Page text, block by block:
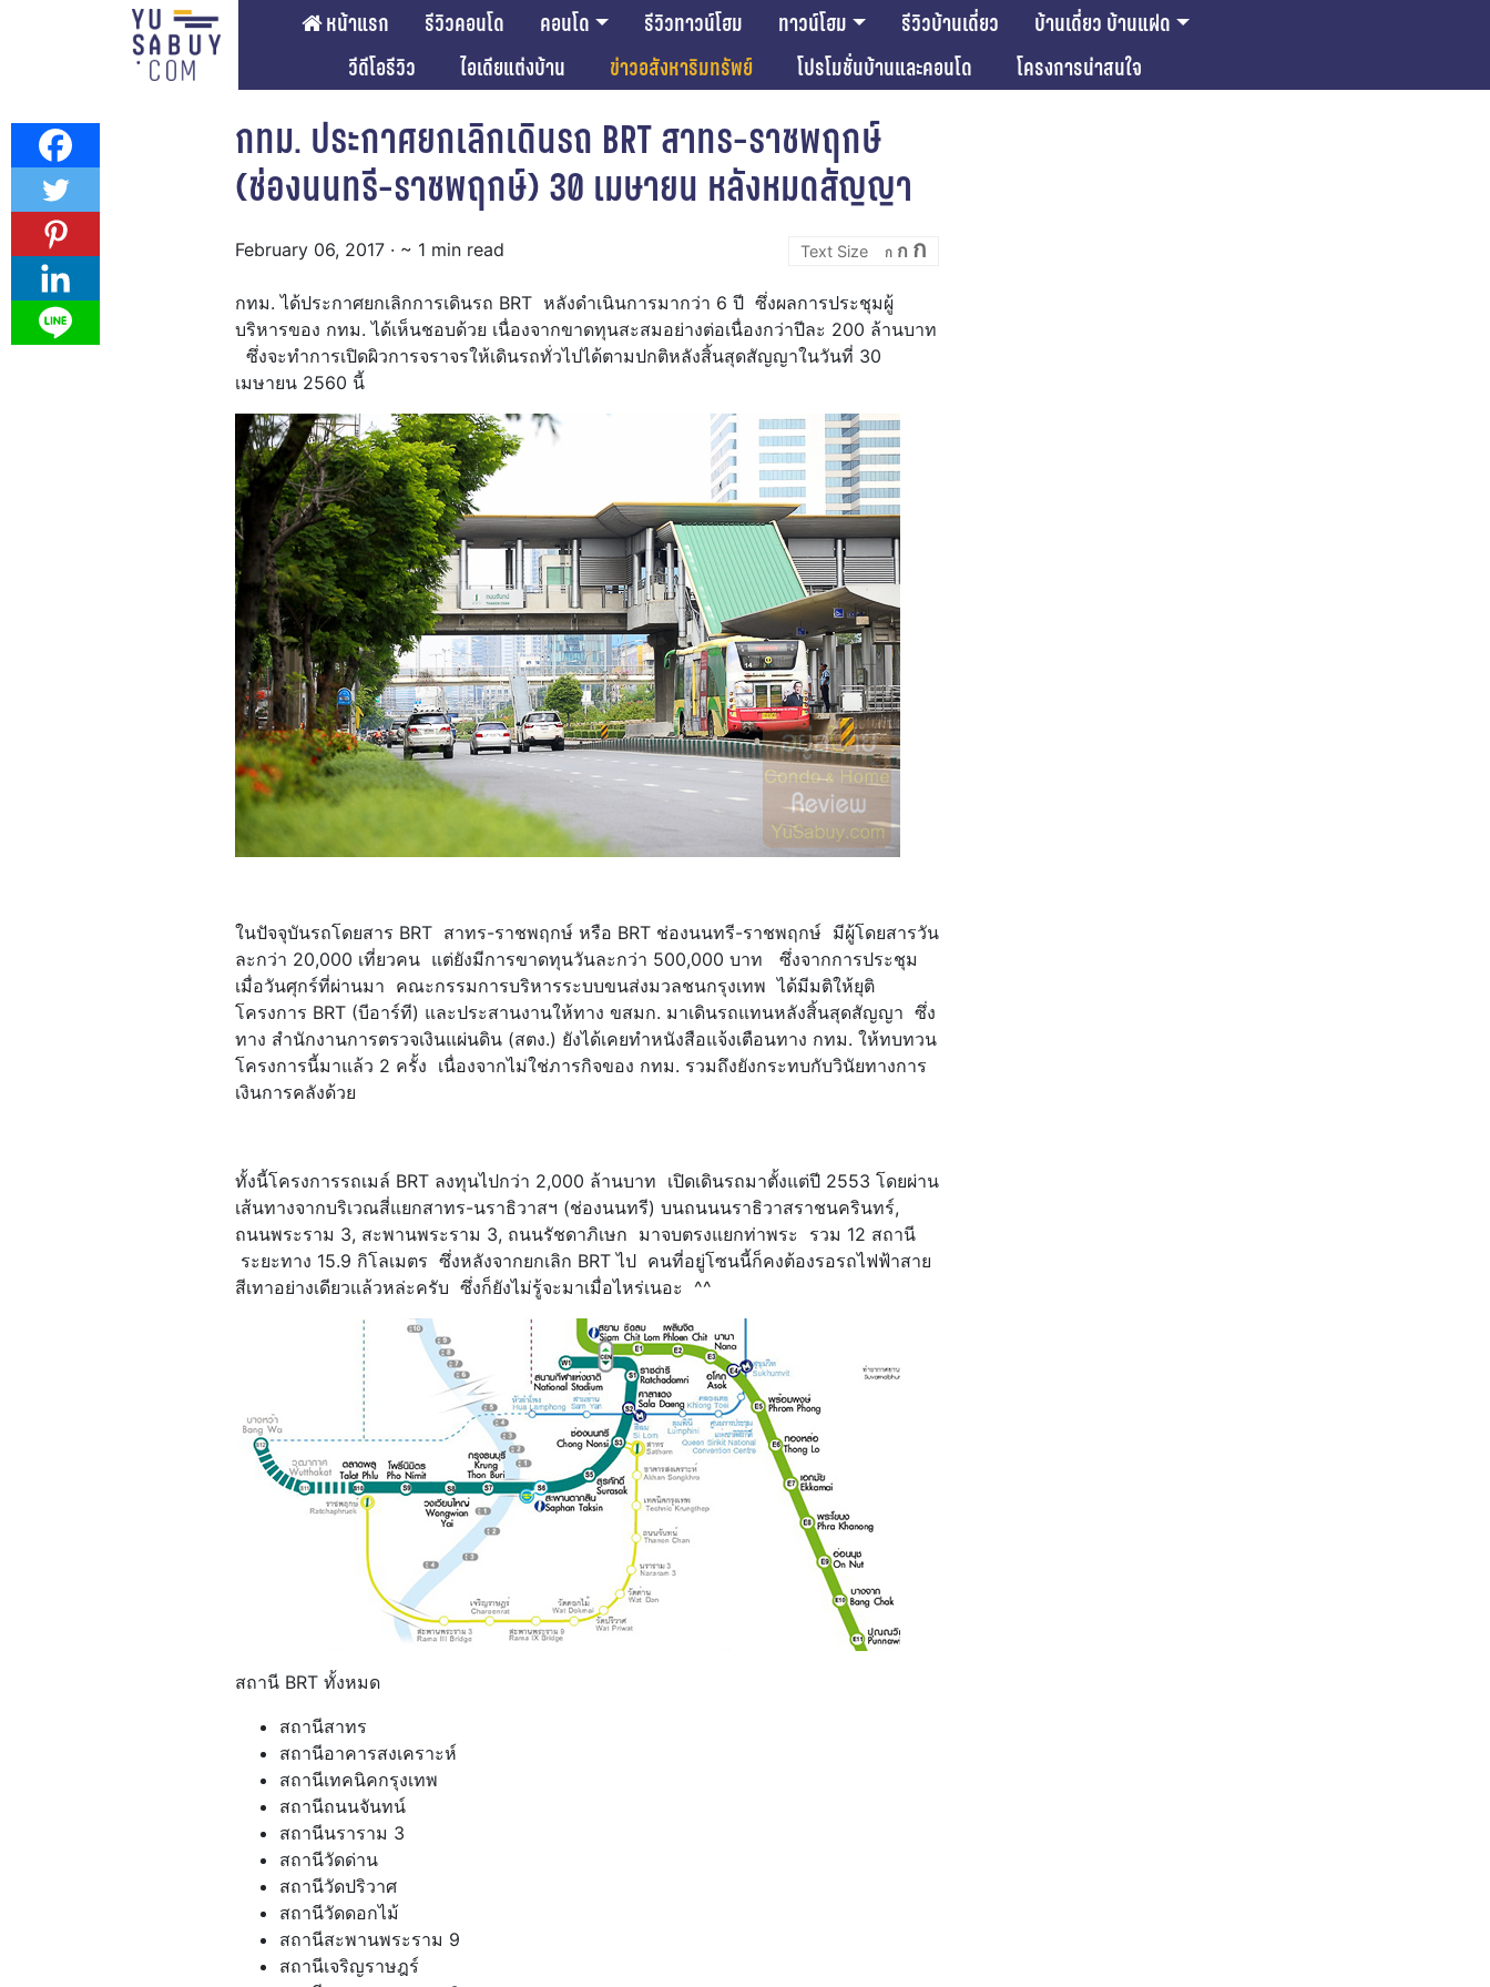
หน้าแรก รีวิวคอนโด คอนโด รีวิวทาวน์โฮม ทาวน์โฮม รีวิวบ้านเดี่ยว
บ้านเดี่ยว บ้านแฝด
วีดีโอรีวิว
ไอเดียแต่งบ้าน ข่าวอสังหาริมทรัพย์ โปรโมชั่นบ้านและคอนโด โครงการน่าสนใจ
กทม. ประกาศยกเลิกเดินรถ BRT สาทร-ราชพฤกษ์
(ช่องนนทรี-ราชพฤกษ์) 30 เมษายน หลังหมดสัญญา
February 06, 2017 · ~ 1 min read ก
Decrease
font
size.
ก Reset
font
ก
กทม. ได้ประกาศยกเลิกการเดินรถ BRT หลังดำเนินการมากว่า 6 ปี ซึ่งผลการประชุมผู้
บริหารของ กทม. ได้เห็นชอบด้วย เนื่องจากขาดทุนสะสมอย่างต่อเนื่องกว่าปีละ 200 ล้านบาท
ซึ่งจะทำการเปิดผิวการจราจรให้เดินรถทั่วไปได้ตามปกติหลังสิ้นสุดสัญญาในวันที่ 30
เมษายน 2560 นี้
ในปัจจุบันรถโดยสาร BRT สาทร-ราชพฤกษ์ หรือ BRT ช่องนนทรี-ราชพฤกษ์ มีผู้โดยสารวัน
ละกว่า 20,000 เที่ยวคน แต่ยังมีการขาดทุนวันละกว่า 500,000 บาท ซึ่งจากการประชุม
เมื่อวันศุกร์ที่ผ่านมา คณะกรรมการบริหารระบบขนส่งมวลชนกรุงเทพ ได้มีมติให้ยุติ
โครงการ BRT (บีอาร์ที) และประสานงานให้ทาง ขสมก. มาเดินรถแทนหลังสิ้นสุดสัญญา ซึ่ง
ทาง สำนักงานการตรวจเงินแผ่นดิน (สตง.) ยังได้เคยทำหนังสือแจ้งเตือนทาง กทม. ให้ทบทวน
โครงการนี้มาแล้ว 2 ครั้ง เนื่องจากไม่ใช่ภารกิจของ กทม. รวมถึงยังกระทบกับวินัยทางการ
เงินการคลังด้วย
ทั้งนี้โครงการรถเมล์ BRT ลงทุนไปกว่า 2,000 ล้านบาท เปิดเดินรถมาตั้งแต่ปี 2553 โดยผ่าน
เส้นทางจากบริเวณสี่แยกสาทร-นราธิวาสฯ (ช่องนนทรี) บนถนนนราธิวาสราชนครินทร์,
ถนนพระราม 3, สะพานพระราม 3, ถนนรัชดาภิเษก มาจบตรงแยกท่าพระ รวม 12 สถานี
ระยะทาง 15.9 กิโลเมตร ซึ่งหลังจากยกเลิก BRT ไป คนที่อยู่โซนนี้ก็คงต้องรอรถไฟฟ้าสาย
สีเทาอย่างเดียวแล้วหล่ะครับ ซึ่งก็ยังไม่รู้จะมาเมื่อไหร่เนอะ ^^
สถานี BRT ทั้งหมด
สถานีสาทร
สถานีอาคารสงเคราะห์
สถานีเทคนิคกรุงเทพ
สถานีถนนจันทน์
สถานีนราราม 3
สถานีวัดด่าน
สถานีวัดปริวาศ
สถานีวัดดอกไม้
สถานีสะพานพระราม 9
สถานีเจริญราษฎร์